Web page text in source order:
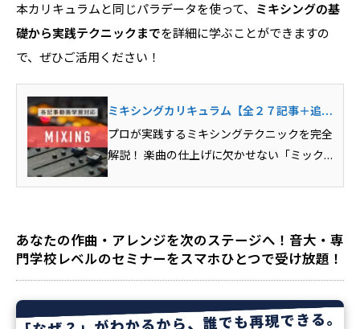
記事を読む
本カリキュラムと同じパラデータを使って、 ミキシングの基
礎から実践テクニックまでを詳細に学ぶことができますの
で、ぜひご活用ください！
ミキシングカリキュラム【全２７記事＋追加
セミナー】
プロが実践するミキシングテクニックを完全
解説！ 楽曲の仕上げに欠かせない「ミック
れないものとなりました。そ...
あなたの作曲・アレンジを次のステージへ！音大・専
門学校レベルのセミナーをスマホひとつで受け放題！